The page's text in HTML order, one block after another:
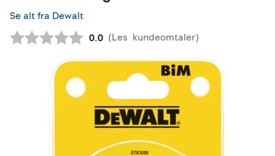
Se alt fra Dewalt
Gjennomsnittskarakter:
0.0 (Les kundeomtaler)